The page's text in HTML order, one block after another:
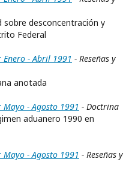
sobre desconcentración y
Federal
Enero - Abril 1991 - Reseñas y
anotada
Mayo - Agosto 1991 - Doctrina
aduanero 1990 en
Mayo - Agosto 1991 - Reseñas y